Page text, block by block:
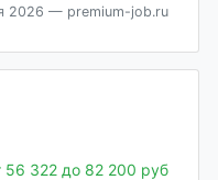
2026 — premium-job.ru
56 322 до 82 200 руб